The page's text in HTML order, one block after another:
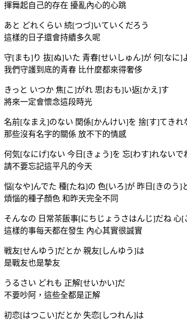
揮舞起自己的存在 擾亂內心的心跳
あと どれくらい 続[つづ]いていくだろう
這樣的日子還會持續多久呢
守[まも]り 抜[ぬ]いた 青春[せいしゅん]が 何[なに]
我們守護到底的青春 比什麼都來得奢侈
きっと いつか 焦[こ]がれ 思[おも]い返[かえ]す
將來一定會懷念這段時光
名前[なまえ]のない 関係[かんけい]を 捨[す]てきれ
那些沒有名字的關係 放不下的情感
何気[なにげ]ない 今日[きょう]を 忘[わす]れないで
請不要忘記這平凡的今天
悩[なや]んでた 種[たね]の 色[いろ]が 昨日[きのう]
煩惱的種子顏色 和昨天完全不同
そんなの 日常茶飯事[にちじょうさはんじ]だね 心
這樣的事每天都在發生 內心其實很誠實
戦友[せんゆう]だとか 親友[しんゆう]は
是戰友也是摯友
うるさい どれも 正解[せいかい]だ
不要吵阿，這些全都是正解
初恋[はつこい]だとか 失恋[しつれん]は